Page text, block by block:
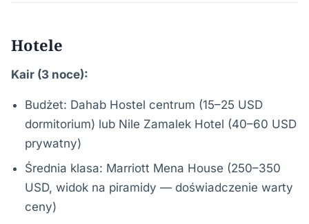
Hotele
Kair (3 noce):
Budżet: Dahab Hostel centrum (15–25 USD
dormitorium) lub Nile Zamalek Hotel (40–60 USD
prywatny)
Średnia klasa: Marriott Mena House (250–350
USD, widok na piramidy — doświadczenie warty
ceny)